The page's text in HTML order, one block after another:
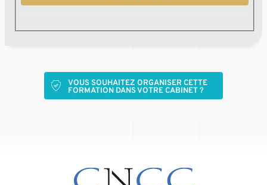
VOUS SOUHAITEZ ORGANISER CETTE
FORMATION DANS VOTRE CABINET ?